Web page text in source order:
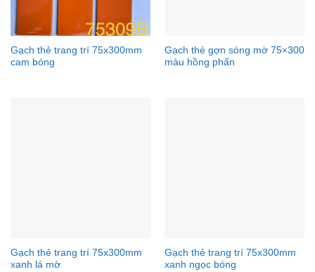
Gạch thẻ trang trí 75x300mm
cam bóng
Gạch thẻ gợn sóng mờ 75×300
màu hồng phấn
Gạch thẻ trang trí 75x300mm
xanh lá mờ
Gạch thẻ trang trí 75x300mm
xanh ngọc bóng